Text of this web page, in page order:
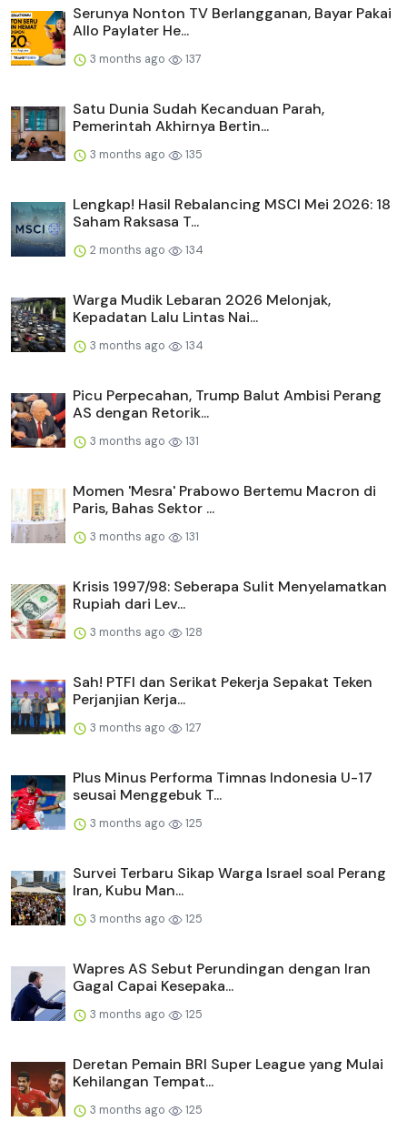
Serunya Nonton TV Berlangganan, Bayar Pakai
Allo Paylater He...
3 months ago 137
Satu Dunia Sudah Kecanduan Parah,
Pemerintah Akhirnya Bertin...
3 months ago 135
Lengkap! Hasil Rebalancing MSCI Mei 2026: 18
Saham Raksasa T...
2 months ago 134
Warga Mudik Lebaran 2026 Melonjak,
Kepadatan Lalu Lintas Nai...
3 months ago 134
Picu Perpecahan, Trump Balut Ambisi Perang
AS dengan Retorik...
3 months ago 131
Momen 'Mesra' Prabowo Bertemu Macron di
Paris, Bahas Sektor ...
3 months ago 131
Krisis 1997/98: Seberapa Sulit Menyelamatkan
Rupiah dari Lev...
3 months ago 128
Sah! PTFI dan Serikat Pekerja Sepakat Teken
Perjanjian Kerja...
3 months ago 127
Plus Minus Performa Timnas Indonesia U-17
seusai Menggebuk T...
3 months ago 125
Survei Terbaru Sikap Warga Israel soal Perang
Iran, Kubu Man...
3 months ago 125
Wapres AS Sebut Perundingan dengan Iran
Gagal Capai Kesepaka...
3 months ago 125
Deretan Pemain BRI Super League yang Mulai
Kehilangan Tempat...
3 months ago 125